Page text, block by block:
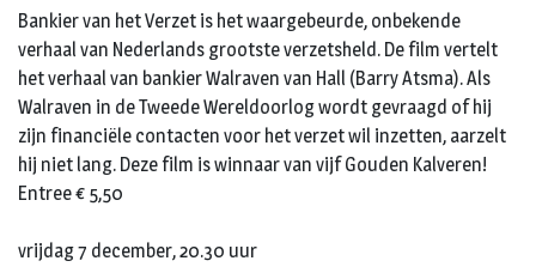
Bankier van het Verzet is het waargebeurde, onbekende
verhaal van Nederlands grootste verzetsheld. De film vertelt
het verhaal van bankier Walraven van Hall (Barry Atsma). Als
Walraven in de Tweede Wereldoorlog wordt gevraagd of hij
zijn financiële contacten voor het verzet wil inzetten, aarzelt
hij niet lang. Deze film is winnaar van vijf Gouden Kalveren!
Entree € 5,50
vrijdag 7 december, 20.30 uur